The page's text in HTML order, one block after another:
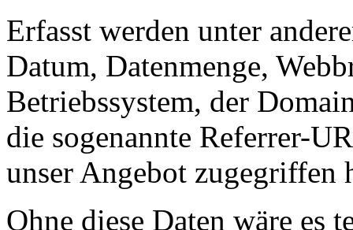
Erfasst werden unter
Datum, Datenmenge,
Betriebssystem, der
die sogenannte Referrer-
unser Angebot zugegriffen
Ohne diese Daten wäre es